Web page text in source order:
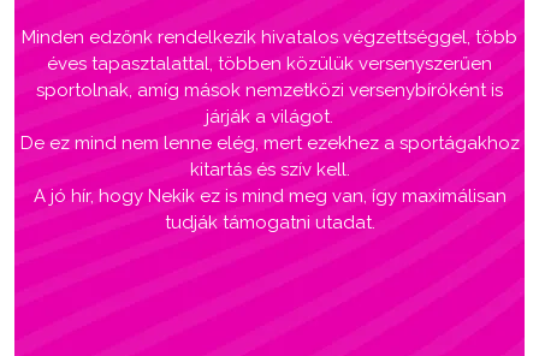
Minden edzőnk rendelkezik hivatalos végzettséggel, több
éves tapasztalattal, többen közülük versenyszerűen
sportolnak, amíg mások nemzetközi versenybíróként is
járják a világot.
De ez mind nem lenne elég, mert ezekhez a sportágakhoz
kitartás és szív kell.
A jó hír, hogy Nekik ez is mind meg van, így maximálisan
tudják támogatni utadat.